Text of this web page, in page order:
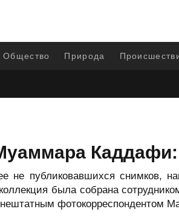
Общество Природа
Каддафи:
не публиковавшихся снимков,
была собрана
фотокорреспондентом